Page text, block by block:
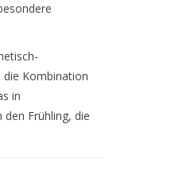
die Kombination
in
Frühling, die